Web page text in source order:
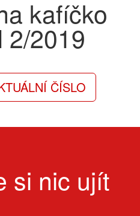
kafíčko
2/2019
ČÍSLO
si nic ujít